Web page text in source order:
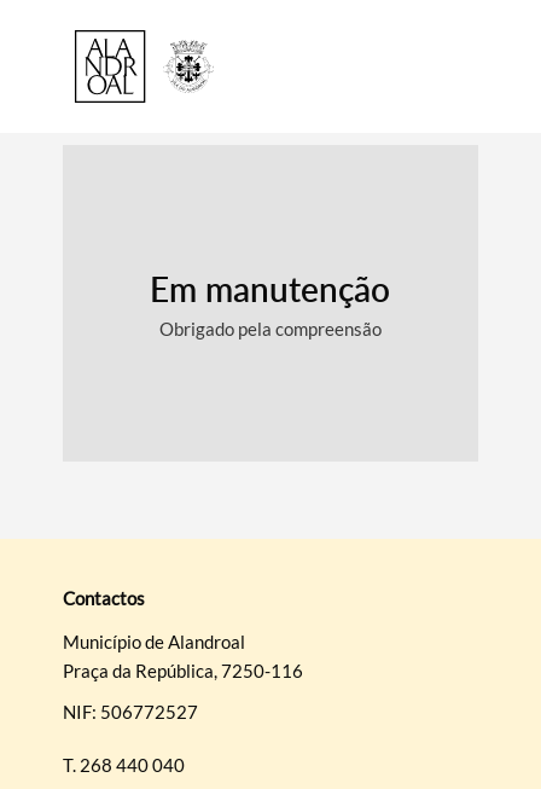
Termo de Pesquisa
Em manutenção
Obrigado pela compreensão
Contactos
Município de Alandroal
Praça da República, 7250-116
NIF: 506772527
T. 268 440 040